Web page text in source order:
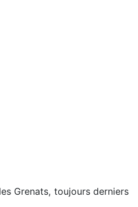
Grenats, toujours derniers